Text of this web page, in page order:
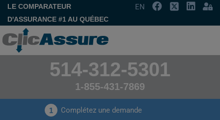
LE COMPARATEUR
D'ASSURANCE #1 AU QUÉBEC
EN
514-312-5301
1-855-431-7869
1 Complétez une demande